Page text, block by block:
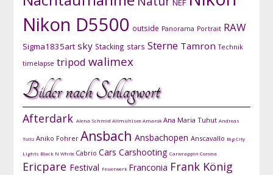
NEF
Nikon D5500 outside Panorama Portrait RAW
Sigma1835art sky Stacking stars Sterne Tamron Technik
timelapse tripod walimex
Bilder nach Schlagwort
Afterdark Alena Schmid AltmühlseeAmarokAna Maria Tuhut Andreas
Toltz Aniko Fohrer Ansbach Ansbachopen Anscavallo Big City
Lights Black N White Cabrio Cars Carshooting Carwrappin Corona
Ericpare Festival Feuerwerk Franconia Frank König